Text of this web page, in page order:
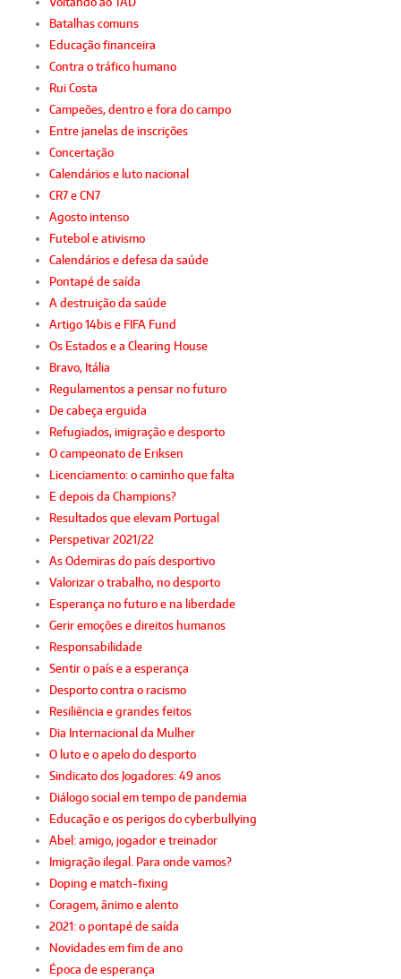
Batalhas comuns
Educação financeira
Contra o tráfico humano
Rui Costa
Campeões, dentro e fora do campo
Entre janelas de inscrições
Concertação
Calendários e luto nacional
CR7 e CN7
Agosto intenso
Futebol e ativismo
Calendários e defesa da saúde
Pontapé de saída
A destruição da saúde
Artigo 14bis e FIFA Fund
Os Estados e a Clearing House
Bravo, Itália
Regulamentos a pensar no futuro
De cabeça erguida
Refugiados, imigração e desporto
O campeonato de Eriksen
Licenciamento: o caminho que falta
E depois da Champions?
Resultados que elevam Portugal
Perspetivar 2021/22
As Odemiras do país desportivo
Valorizar o trabalho, no desporto
Esperança no futuro e na liberdade
Gerir emoções e direitos humanos
Responsabilidade
Sentir o país e a esperança
Desporto contra o racismo
Resiliência e grandes feitos
Dia Internacional da Mulher
O luto e o apelo do desporto
Sindicato dos Jogadores: 49 anos
Diálogo social em tempo de pandemia
Educação e os perigos do cyberbullying
Abel: amigo, jogador e treinador
Imigração ilegal. Para onde vamos?
Doping e match-fixing
Coragem, ânimo e alento
2021: o pontapé de saída
Novidades em fim de ano
Época de esperança